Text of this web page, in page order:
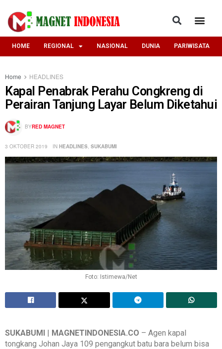
HOME REGIONAL NASIONAL DUNIA PARIWISATA
Home HEADLINES
Kapal Penabrak Perahu Congkreng di
Perairan Tanjung Layar Belum Diketahui
BYRED MAGNET
3 OKTOBER 2019 IN HEADLINES SUKABUMI
Foto: Istimewa/Net
SUKABUMI | MAGNETINDONESIA.CO – Agen kapal
tongkang Johan Jaya 109 pengangkut batu bara belum bisa